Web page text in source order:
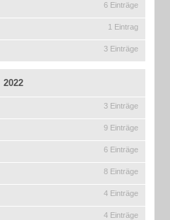
6 Einträge
1 Eintrag
3 Einträge
2022
3 Einträge
9 Einträge
6 Einträge
8 Einträge
4 Einträge
4 Einträge